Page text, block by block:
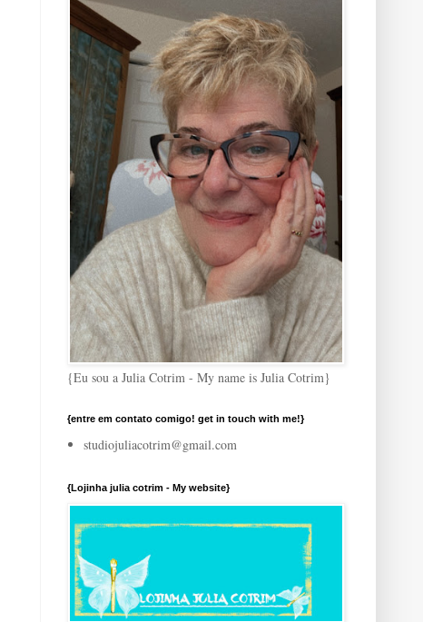
{Eu sou a Julia Cotrim - My name is Julia Cotrim}
{entre em contato comigo! get in touch with me!}
studiojuliacotrim@gmail.com
{Lojinha julia cotrim - My website}